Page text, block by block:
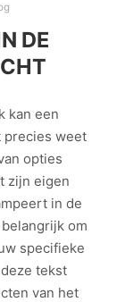
DE
kan een
precies weet
opties
zijn eigen
in de
om
specifieke
tekst
van het